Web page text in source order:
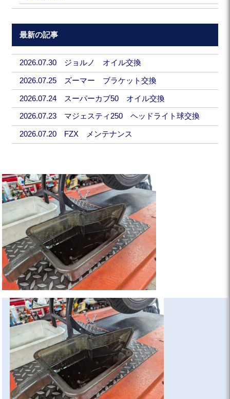
最新の記事
2026.07.30 ジョルノ オイル交換
2026.07.25 ズーマー ブラケット交換
2026.07.24 スーパーカブ50 オイル交換
2026.07.23 マジェスティ250 ヘッドライト球交換
2026.07.20 FZX メンテナンス